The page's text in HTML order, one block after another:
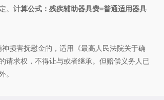
。 计算公式：残疾辅助器具费=普通适用器具
损害抚慰金的，适用《最高人民法院关于确
请求权，不得让与或者继承。但赔偿义务人已
。